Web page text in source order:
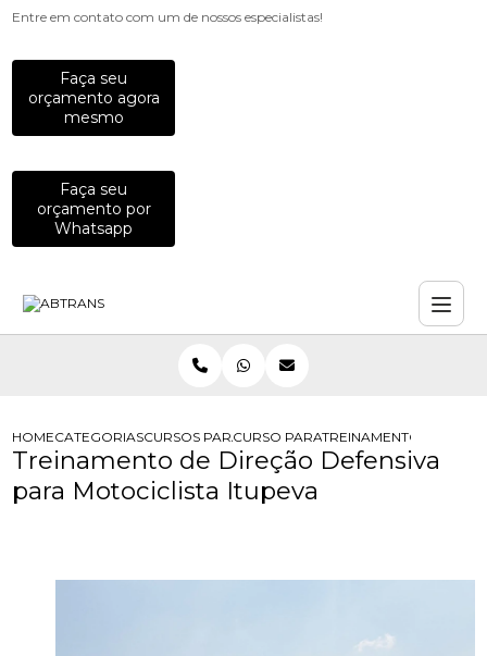
Entre em contato com um de nossos especialistas!
Faça seu
orçamento agora
mesmo
Faça seu
orçamento por
Whatsapp
HOMECATEGORIASCURSOS PARA MOTOCICLISTAS
CURSO PARA MOTOCICLISTA
TREINAMENTO DE
Treinamento de Direção Defensiva
para Motociclista Itupeva